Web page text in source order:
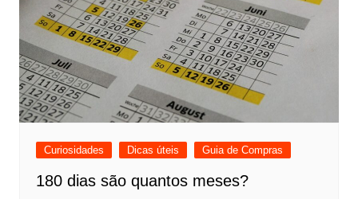
Curiosidades Dicas úteis Guia de Compras
180 dias são quantos meses?